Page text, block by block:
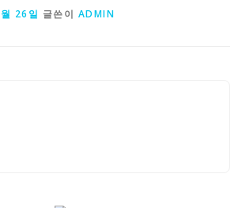
26일 글쓴이 ADMIN